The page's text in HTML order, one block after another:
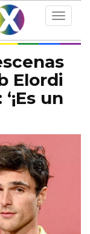
Toggle
Elordi
un